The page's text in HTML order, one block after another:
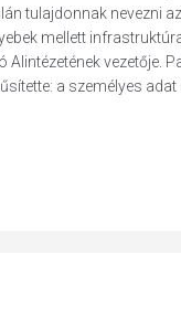
tulajdonnak nevezni
mellett
vezetője.
a személyes adat